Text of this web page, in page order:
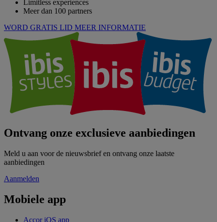
Limitless experiences
Meer dan 100 partners
WORD GRATIS LID MEER INFORMATIE
Ontvang onze exclusieve aanbiedingen
Meld u aan voor de nieuwsbrief en ontvang onze laatste
aanbiedingen
Aanmelden
Mobiele app
Accor iOS app